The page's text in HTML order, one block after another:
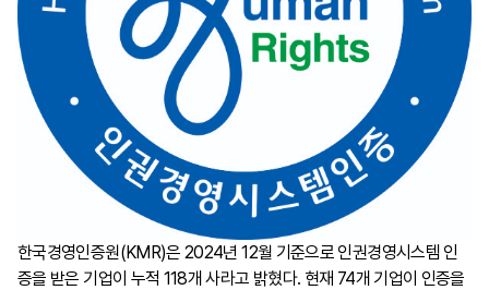
한국경영인증원(KMR)은 2024년 12월 기준으로 인권경영시스템 인
증을 받은 기업이 누적 118개 사라고 밝혔다. 현재 74개 기업이 인증을